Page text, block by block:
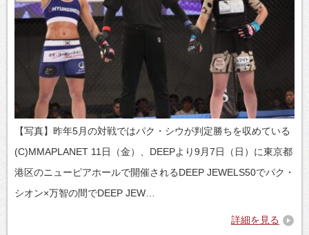
【写真】昨年5月の対戦ではパク・シウが判定勝ちを収めている
(C)MMAPLANET 11日（金）、DEEPより9月7日（日）に東京都
港区のニューピアホールで開催されるDEEP JEWELS50でパク・
シオン×万智の間でDEEP JEW…
詳細を見る